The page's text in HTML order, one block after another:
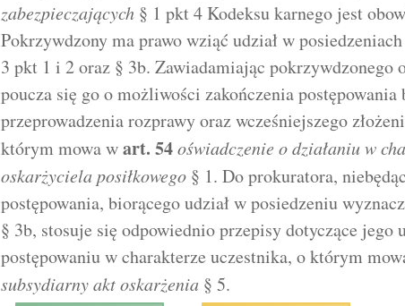
zabezpieczających § 1 pkt 4 Kodeksu karnego jest
Pokrzywdzony ma prawo wziąć udział w
3 pkt 1 i 2 oraz § 3b. Zawiadamiając pokrzywdzonego
poucza się go o możliwości zakończenia postępowania
przeprowadzenia rozprawy oraz wcześniejszego
którym mowa wart. 54oświadczenie o działaniu w
oskarżyciela posiłkowego § 1. Do prokuratora,
postępowania, biorącego udział w posiedzeniu
§ 3b, stosuje się odpowiednio przepisy dotyczące jego
postępowaniu w charakterze uczestnika, o którym
subsydiarny akt oskarżenia § 5.